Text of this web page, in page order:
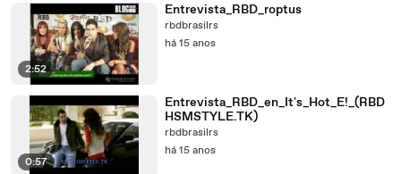
2:52
Entrevista_RBD_roptus
rbdbrasilrs
há 15 anos
0:57
Entrevista_RBD_en_It's_Hot_E!_(RBD
HSMSTYLE.TK)
rbdbrasilrs
há 15 anos